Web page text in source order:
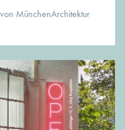
MünchenArchitektur